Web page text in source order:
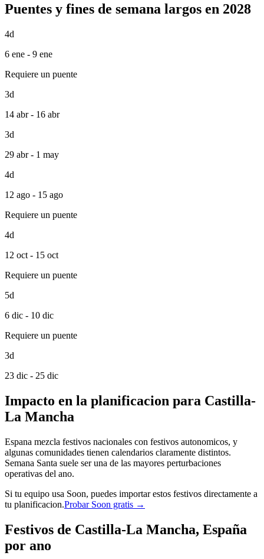
Puentes y fines de semana largos en 2028
4d
6 ene - 9 ene
Requiere un puente
3d
14 abr - 16 abr
3d
29 abr - 1 may
4d
12 ago - 15 ago
Requiere un puente
4d
12 oct - 15 oct
Requiere un puente
5d
6 dic - 10 dic
Requiere un puente
3d
23 dic - 25 dic
Impacto en la planificacion para Castilla-
La Mancha
Espana mezcla festivos nacionales con festivos autonomicos, y
algunas comunidades tienen calendarios claramente distintos.
Semana Santa suele ser una de las mayores perturbaciones
operativas del ano.
Si tu equipo usa Soon, puedes importar estos festivos directamente a
tu planificacion.Probar Soon gratis →
Festivos de Castilla-La Mancha, España
por ano